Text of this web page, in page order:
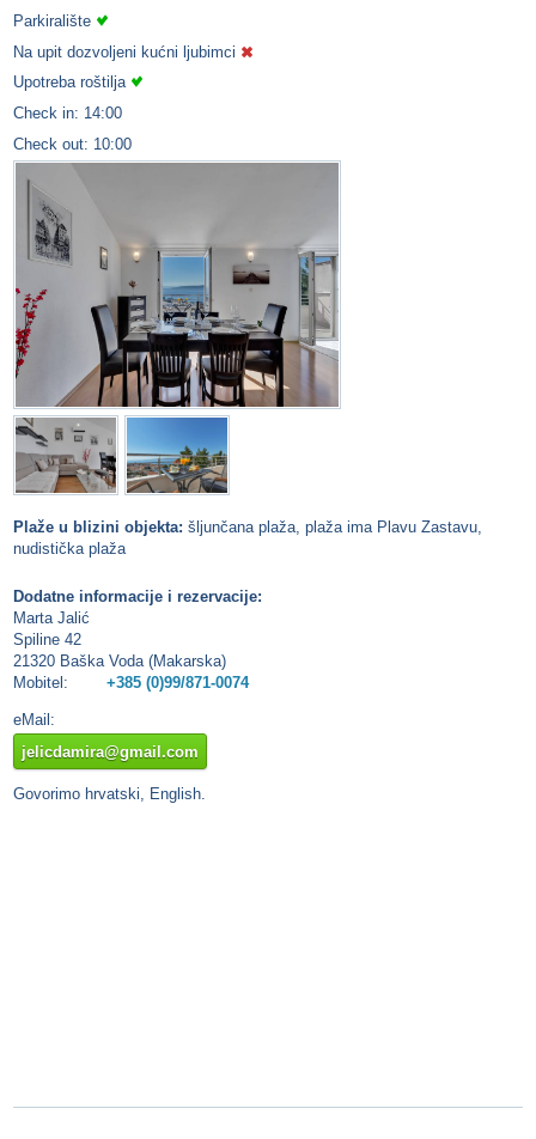
Parkiralište
Na upit dozvoljeni kućni ljubimci
Upotreba roštilja
Check in: 14:00
Check out: 10:00
Plaže u blizini objekta: šljunčana plaža, plaža ima Plavu Zastavu,
nudistička plaža
Dodatne informacije i rezervacije:
Marta Jalić
Spiline 42
21320 Baška Voda (Makarska)
Mobitel:
+385 (0)99/871-0074
eMail:
jelicdamira@gmail.com
Govorimo hrvatski, English.